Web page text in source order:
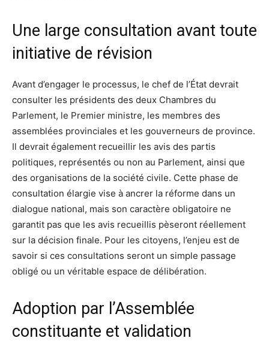
Une large consultation avant toute
initiative de révision
Avant d’engager le processus, le chef de l’État devrait
consulter les présidents des deux Chambres du
Parlement, le Premier ministre, les membres des
assemblées provinciales et les gouverneurs de province.
Il devrait également recueillir les avis des partis
politiques, représentés ou non au Parlement, ainsi que
des organisations de la société civile. Cette phase de
consultation élargie vise à ancrer la réforme dans un
dialogue national, mais son caractère obligatoire ne
garantit pas que les avis recueillis pèseront réellement
sur la décision finale. Pour les citoyens, l’enjeu est de
savoir si ces consultations seront un simple passage
obligé ou un véritable espace de délibération.
Adoption par l’Assemblée
constituante et validation